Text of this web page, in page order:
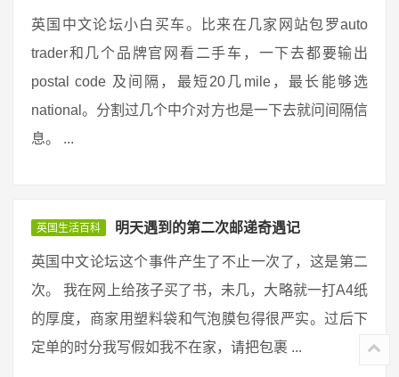
英国中文论坛小白买车。比来在几家网站包罗auto
trader和几个品牌官网看二手车，一下去都要输出
postal code 及间隔，最短20几mile，最长能够选
national。分割过几个中介对方也是一下去就问间隔信
息。 ...
英国生活百科 明天遇到的第二次邮递奇遇记
英国中文论坛这个事件产生了不止一次了，这是第二
次。 我在网上给孩子买了书，未几，大略就一打A4纸
的厚度，商家用塑料袋和气泡膜包得很严实。过后下
定单的时分我写假如我不在家，请把包裹 ...